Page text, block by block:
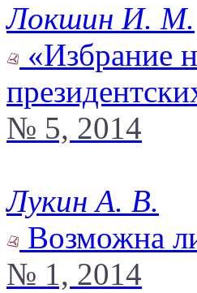
Локшин И. М.
«Избрание
№ 5, 2014
Лукин А. В.
Возможна
№ 1, 2014